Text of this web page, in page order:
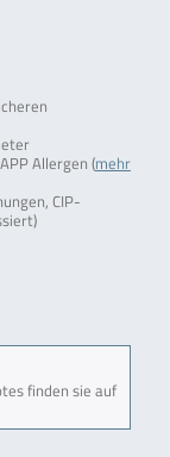
Allergen (mehr
CIP-
finden sie auf